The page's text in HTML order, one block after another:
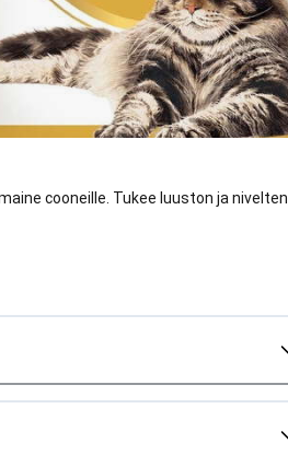
cooneille. Tukee luuston ja nivelten